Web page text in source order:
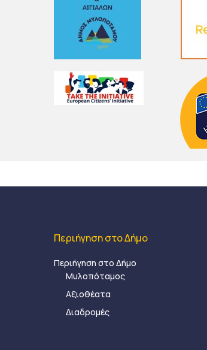
Περιήγηση στο Δήμο
Περιήγηση στο Δήμο
Μυλοπόταμος
Αξιοθέατα
Διαδρομές